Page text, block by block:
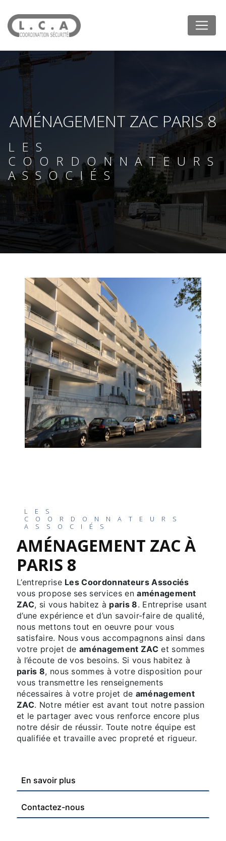
AMÉNAGEMENT ZAC PARIS 8
LES
COORDONNATEURS
ASSOCIÉS
LES
COORDONNATEURS
ASSOCIÉS
AMÉNAGEMENT ZAC À
PARIS 8
L’entreprise Les Coordonnateurs Associés
vous propose ses services enaménagement
ZAC, si vous habitez à paris 8. Entreprise usant
d’une expérience et d’un savoir-faire de qualité,
nous mettons tout en oeuvre pour vous
satisfaire. Nous vous accompagnons ainsi dans
votre projet deaménagement ZACet sommes
à l’écoute de vos besoins. Si vous habitez à
paris 8, nous sommes à votre disposition pour
vous transmettre les renseignements
nécessaires à votre projet de aménagement
ZAC. Notre métier est avant tout notre passion
et le partager avec vous renforce encore plus
notre désir de réussir. Toute notre équipe est
qualifiée et travaille avec propreté et rigueur.
En savoir plus
Contactez-nous